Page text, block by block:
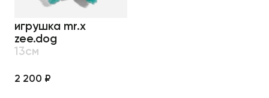
игрушка mr.x
zee.dog
13см
2 200 ₽